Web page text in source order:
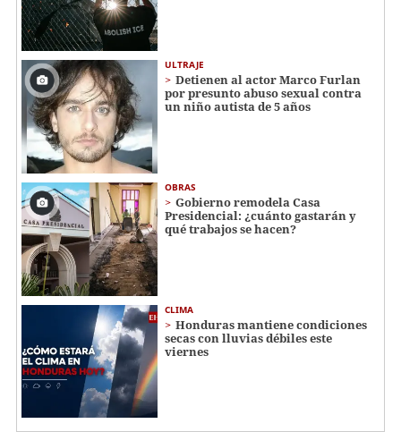
ULTRAJE
Detienen al actor Marco Furlan
por presunto abuso sexual contra
un niño autista de 5 años
OBRAS
Gobierno remodela Casa
Presidencial: ¿cuánto gastarán y
qué trabajos se hacen?
CLIMA
Honduras mantiene condiciones
secas con lluvias débiles este
viernes